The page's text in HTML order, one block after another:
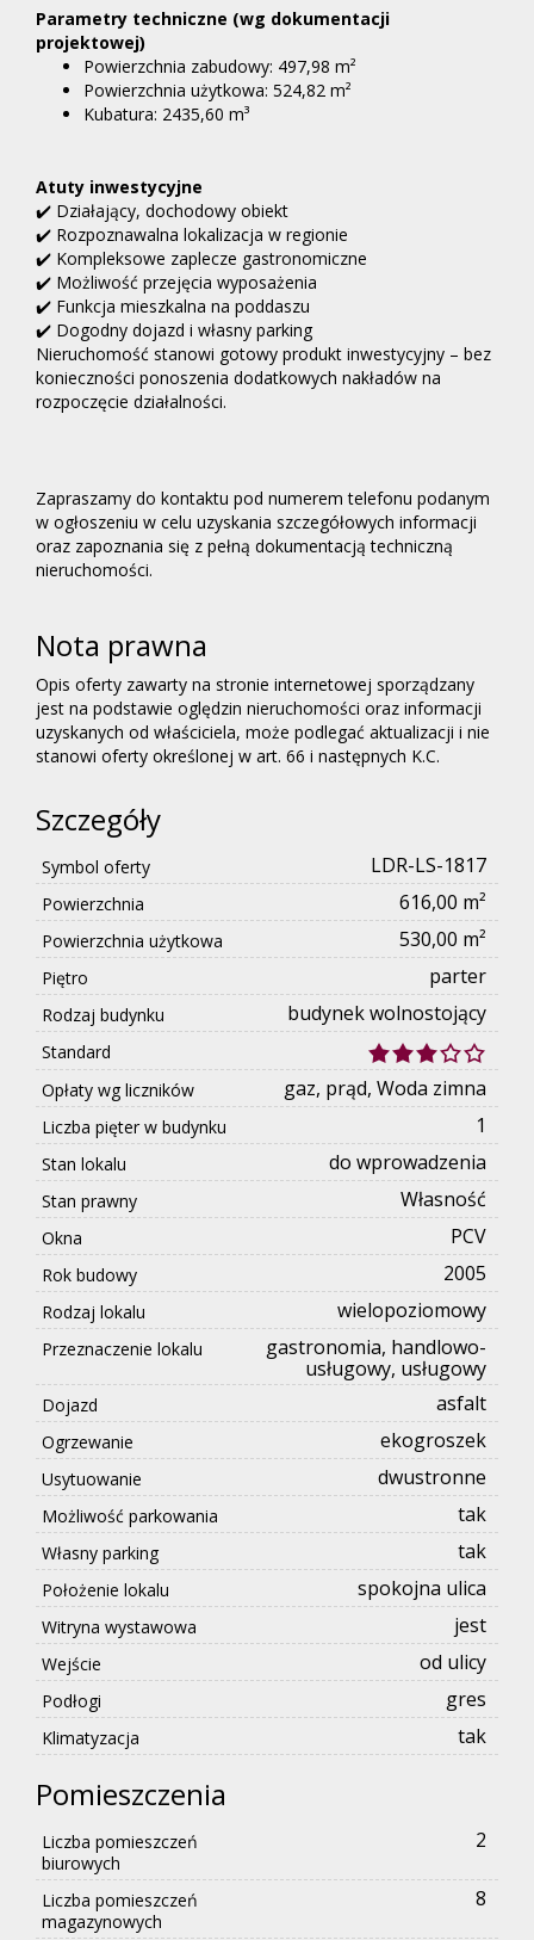
Parametry techniczne (wg dokumentacji
projektowej)
Powierzchnia zabudowy: 497,98 m²
Powierzchnia użytkowa: 524,82 m²
Kubatura: 2435,60 m³
Atuty inwestycyjne
✔️ Działający, dochodowy obiekt
✔️ Rozpoznawalna lokalizacja w regionie
✔️ Kompleksowe zaplecze gastronomiczne
✔️ Możliwość przejęcia wyposażenia
✔️ Funkcja mieszkalna na poddaszu
✔️ Dogodny dojazd i własny parking
Nieruchomość stanowi gotowy produkt inwestycyjny – bez
konieczności ponoszenia dodatkowych nakładów na
rozpoczęcie działalności.
Zapraszamy do kontaktu pod numerem telefonu podanym
w ogłoszeniu w celu uzyskania szczegółowych informacji
oraz zapoznania się z pełną dokumentacją techniczną
nieruchomości.
Nota prawna
Opis oferty zawarty na stronie internetowej sporządzany
jest na podstawie oględzin nieruchomości oraz informacji
uzyskanych od właściciela, może podlegać aktualizacji i nie
stanowi oferty określonej w art. 66 i następnych K.C.
Szczegóły
Symbol oferty LDR-LS-1817
Powierzchnia 616,00 m²
Powierzchnia użytkowa 530,00 m²
Piętro parter
Rodzaj budynku budynek wolnostojący
Standard
Opłaty wg liczników
gaz, prąd, Woda zimna
Liczba pięter w budynku 1
Stan lokalu do wprowadzenia
Stan prawny Własność
Okna PCV
Rok budowy 2005
Rodzaj lokalu wielopoziomowy
Przeznaczenie lokalu
gastronomia, handlowo-
usługowy, usługowy
Dojazd asfalt
Ogrzewanie ekogroszek
Usytuowanie dwustronne
Możliwość parkowania tak
Własny parking tak
Położenie lokalu spokojna ulica
Witryna wystawowa jest
Wejście od ulicy
Podłogi gres
Klimatyzacja tak
Pomieszczenia
Liczba pomieszczeń
biurowych
2
Liczba pomieszczeń
magazynowych
8